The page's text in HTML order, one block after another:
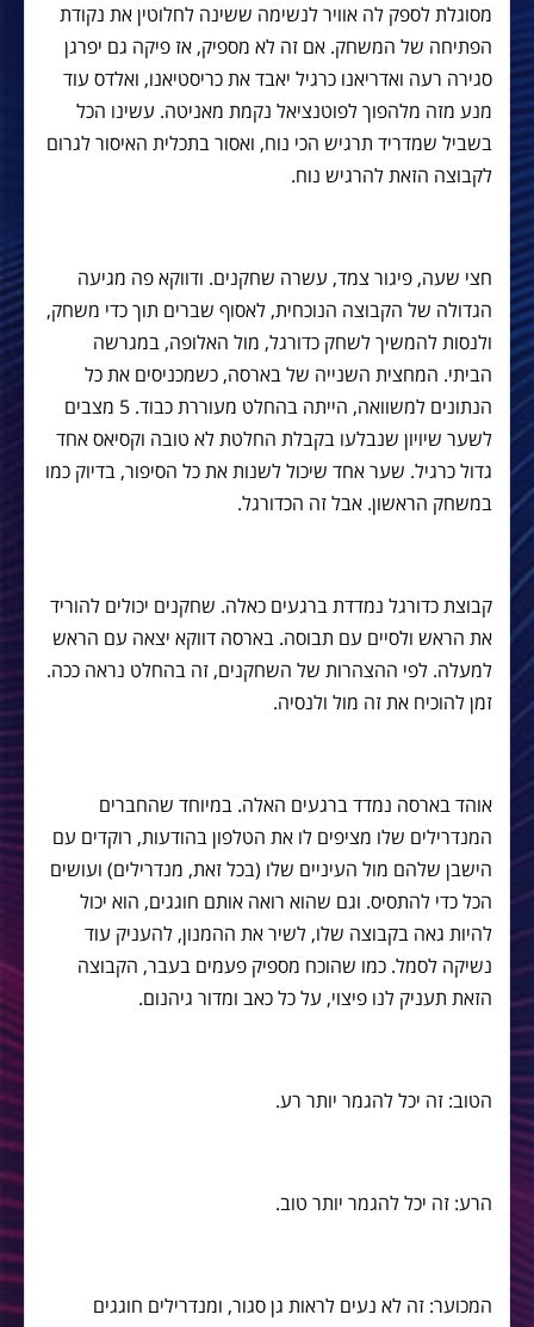
מסוגלת לספק לה אוויר לנשימה ששינה לחלוטין את נקודת
הפתיחה של המשחק. אם זה לא מספיק, אז פיקה גם יפרגן
סגירה רעה ואדריאנו כרגיל יאבד את כריסטיאנו, ואלדס עוד
מנע מזה מלהפוך לפוטנציאל נקמת מאניטה. עשינו הכל
בשביל שמדריד תרגיש הכי נוח, ואסור בתכלית האיסור לגרום
לקבוצה הזאת להרגיש נוח.
חצי שעה, פיגור צמד, עשרה שחקנים. ודווקא פה מגיעה
הגדולה של הקבוצה הנוכחית, לאסוף שברים תוך כדי משחק,
ולנסות להמשיך לשחק כדורגל, מול האלופה, במגרשה
הביתי. המחצית השנייה של בארסה, כשמכניסים את כל
הנתונים למשוואה, הייתה בהחלט מעוררת כבוד. 5 מצבים
לשער שיויון שנבלעו בקבלת החלטת לא טובה וקסיאס אחד
גדול כרגיל. שער אחד שיכול לשנות את כל הסיפור, בדיוק כמו
במשחק הראשון. אבל זה הכדורגל.
קבוצת כדורגל נמדדת ברגעים כאלה. שחקנים יכולים להוריד
את הראש ולסיים עם תבוסה. בארסה דווקא יצאה עם הראש
למעלה. לפי ההצהרות של השחקנים, זה בהחלט נראה ככה.
זמן להוכיח את זה מול ולנסיה.
אוהד בארסה נמדד ברגעים האלה. במיוחד שהחברים
המנדרילים שלו מציפים לו את הטלפון בהודעות, רוקדים עם
הישבן שלהם מול העיניים שלו (בכל זאת, מנדרילים) ועושים
הכל כדי להתסיס. וגם שהוא רואה אותם חוגגים, הוא יכול
להיות גאה בקבוצה שלו, לשיר את ההמנון, להעניק עוד
נשיקה לסמל. כמו שהוכח מספיק פעמים בעבר, הקבוצה
הזאת תעניק לנו פיצוי, על כל כאב ומדור גיהנום.
הטוב: זה יכל להגמר יותר רע.
הרע: זה יכל להגמר יותר טוב.
המכוער: זה לא נעים לראות גן סגור, ומנדרילים חוגגים